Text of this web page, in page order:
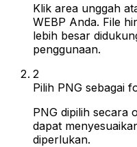
Klik area unggah
WEBP Anda. File
lebih besar
penggunaan.
2
Pilih PNG sebagai
PNG dipilih secara
dapat
diperlukan.